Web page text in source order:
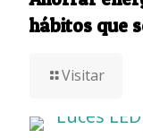
hábitos que
Visitar